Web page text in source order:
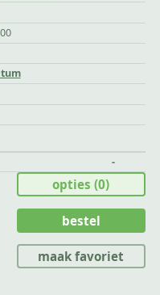
-
opties(0)
bestel
maak favoriet